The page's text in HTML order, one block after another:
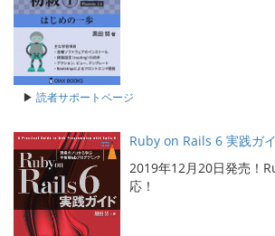
▶ 読者サポートページ
Ruby on Rails 6 実践ガ
2019年12月20日発売！
応！